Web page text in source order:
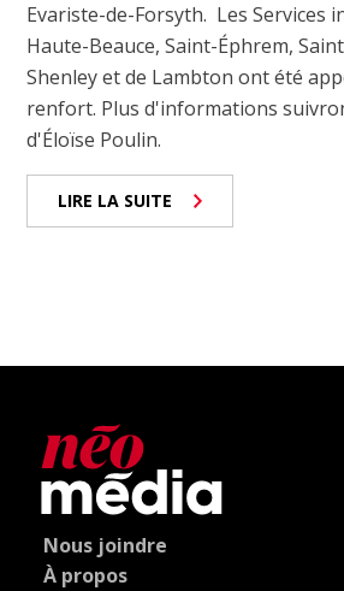
Evariste-de-Forsyth. Les Services
Haute-Beauce, Saint-Éphrem,
Shenley et de Lambton ont été
renfort. Plus d'informations
d'Éloïse Poulin.
LIRE LA SUITE
Nous joindre
À propos